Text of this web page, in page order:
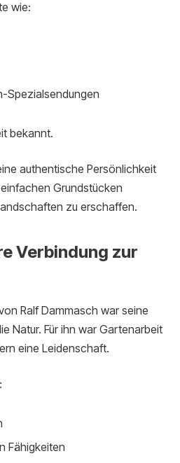
wie:
Spezialsendungen
bekannt.
authentische Persönlichkeit
Grundstücken
zu erschaffen.
Verbindung zur
Ralf Dammasch war seine
Natur. Für ihn war Gartenarbeit
eine Leidenschaft.
Fähigkeiten